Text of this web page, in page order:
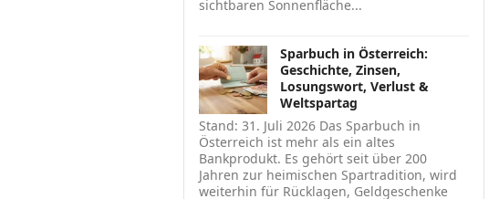
sichtbaren Sonnenfläche...
Sparbuch in Österreich:
Geschichte, Zinsen,
Losungswort, Verlust &
Weltspartag
Stand: 31. Juli 2026 Das Sparbuch in
Österreich ist mehr als ein altes
Bankprodukt. Es gehört seit über 200
Jahren zur heimischen Spartradition, wird
weiterhin für Rücklagen, Geldgeschenke